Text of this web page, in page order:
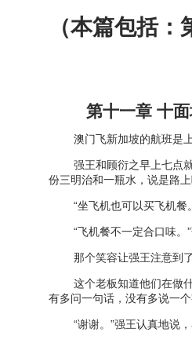
（本篇包括：
第十一章 十
澳门飞新加坡的航班是
强王和顾衍之早上七点
份三明治和一瓶水，说是路
“坐飞机也可以买飞机餐
“飞机餐不一定合口味。 ”
那个笑容让强王注意到
这个老板知道他们在做
有多问一句话，没有多说一
“谢谢。 ”强王认真地说